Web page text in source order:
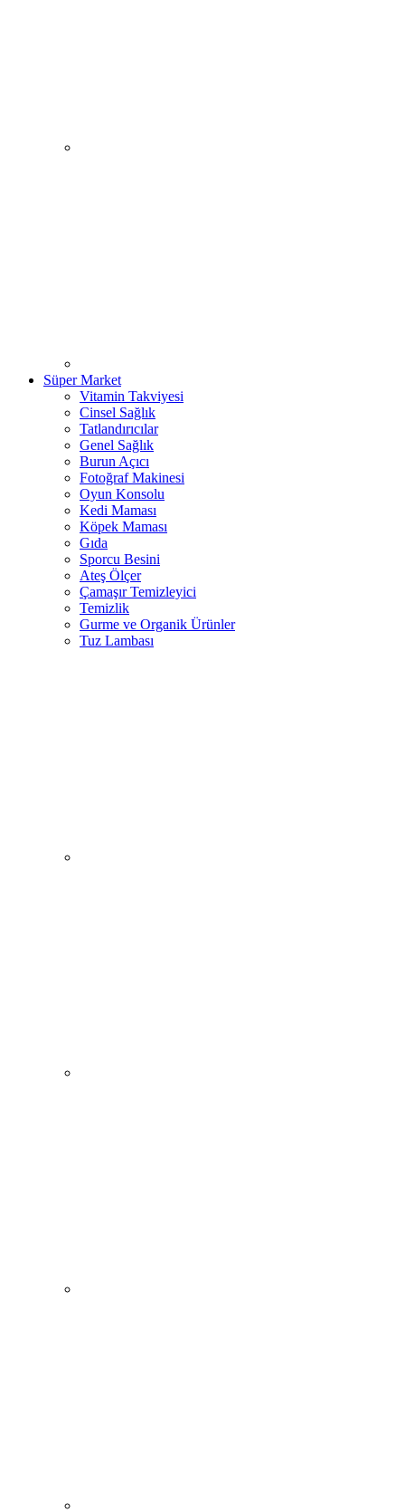
Süper Market
Vitamin Takviyesi
Cinsel Sağlık
Tatlandırıcılar
Genel Sağlık
Burun Açıcı
Fotoğraf Makinesi
Oyun Konsolu
Kedi Maması
Köpek Maması
Gıda
Sporcu Besini
Ateş Ölçer
Çamaşır Temizleyici
Temizlik
Gurme ve Organik Ürünler
Tuz Lambası